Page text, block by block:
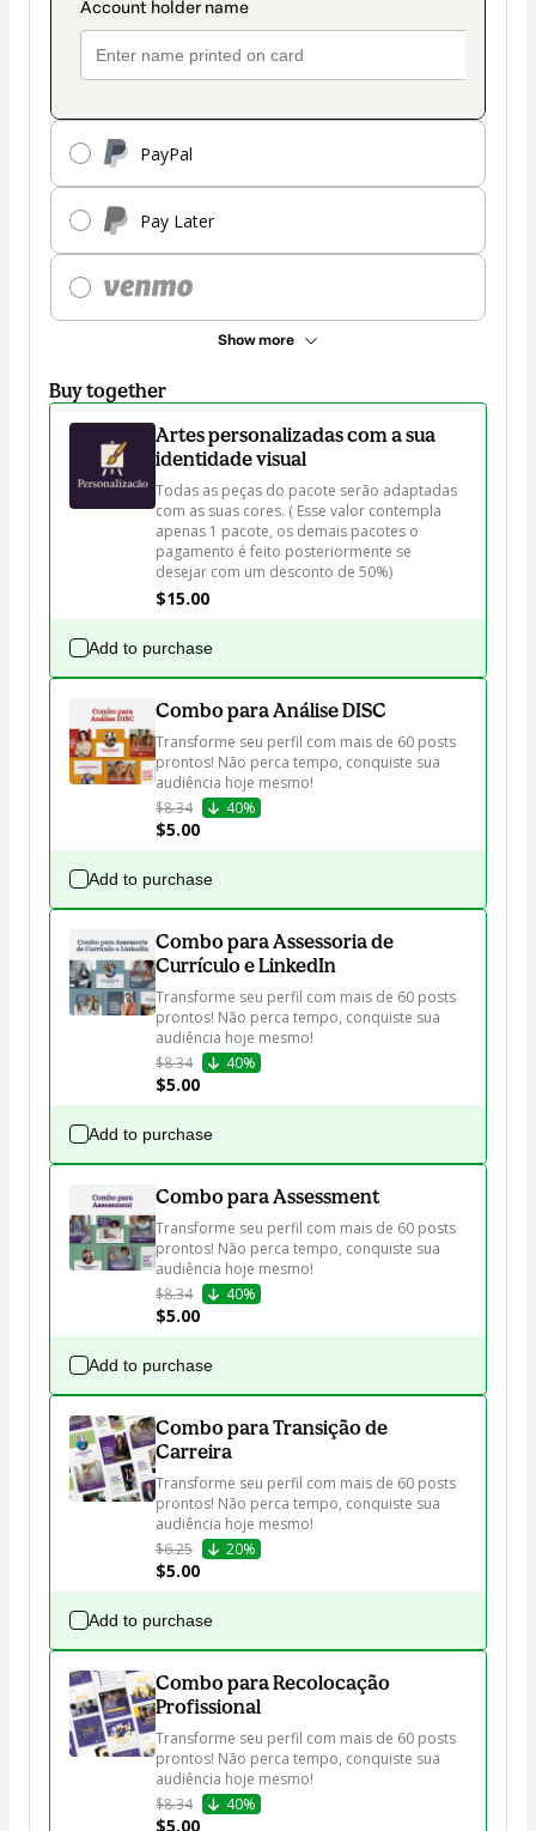
PayPal
Pay Later
Show more
Buy together
Artes personalizadas com a sua
identidade visual
Todas as peças do pacote serão adaptadas
com as suas cores. ( Esse valor contempla
apenas 1 pacote, os demais pacotes o
pagamento é feito posteriormente se
desejar com um desconto de 50%)
$15.00
Add to purchase
Combo para Análise DISC
Transforme seu perfil com mais de 60 posts
prontos! Não perca tempo, conquiste sua
audiência hoje mesmo!
$8.34
40%
$5.00
Add to purchase
Combo para Assessoria de
Currículo e LinkedIn
Transforme seu perfil com mais de 60 posts
prontos! Não perca tempo, conquiste sua
audiência hoje mesmo!
$8.34
40%
$5.00
Add to purchase
Combo para Assessment
Transforme seu perfil com mais de 60 posts
prontos! Não perca tempo, conquiste sua
audiência hoje mesmo!
$8.34
40%
$5.00
Add to purchase
Combo para Transição de
Carreira
Transforme seu perfil com mais de 60 posts
prontos! Não perca tempo, conquiste sua
audiência hoje mesmo!
$6.25
20%
$5.00
Add to purchase
Combo para Recolocação
Profissional
Transforme seu perfil com mais de 60 posts
prontos! Não perca tempo, conquiste sua
audiência hoje mesmo!
$8.34
40%
$5.00